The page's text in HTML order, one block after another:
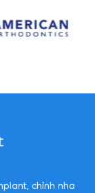
chỉnh nha